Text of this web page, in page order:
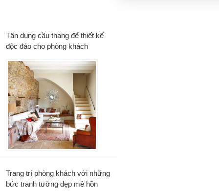
Tân dụng cầu thang để thiết kế
độc đáo cho phòng khách
Trang trí phòng khách với những
bức tranh tường đẹp mê hồn